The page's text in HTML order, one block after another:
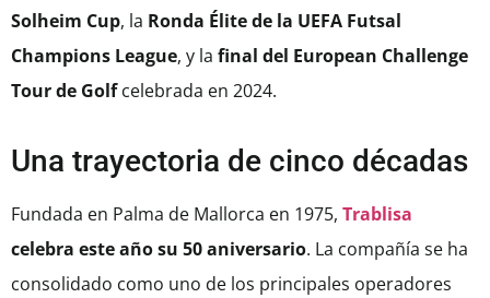
Solheim Cup, la Ronda Élite de la UEFA Futsal
Champions League, y la final del European Challenge
Tour de Golfcelebrada en 2024.
Una trayectoria de cinco décadas
Fundada en Palma de Mallorca en 1975, Trablisa
celebra este año su 50 aniversario. La compañía se ha
consolidado como uno de los principales operadores